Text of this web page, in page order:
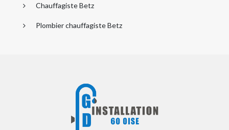
Chauffagiste Betz
Plombier chauffagiste Betz